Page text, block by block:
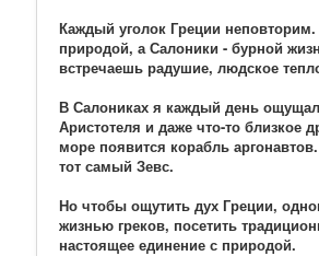
Каждый уголок Греции неповторим.
природой, а Салоники - бурной
встречаешь радушие, людское
В Салониках я каждый день
Аристотеля и даже что-то
море появится корабль
тот самый Зевс.
Но чтобы ощутить дух Греции,
жизнью греков, посетить
настоящее единение с природой.